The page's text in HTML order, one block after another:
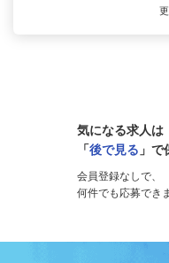
気になる求人は
「後で見る 」で
会員登録なしで、
何件でも応募でき